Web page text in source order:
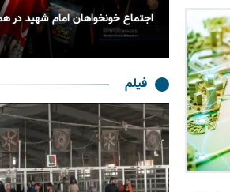
بدرقه حماسی رهبر شهید
فیلم